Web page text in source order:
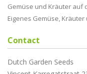
Gemüse und Kräuter auf
Eigenes Gemüse,
Contact
Dutch Garden Seeds